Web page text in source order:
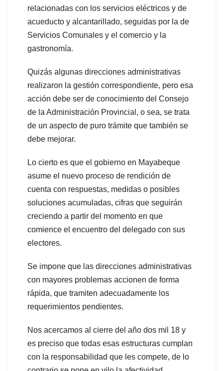
relacionadas con los servicios eléctricos y de
acueducto y alcantarillado, seguidas por la de
Servicios Comunales y el comercio y la
gastronomía.
Quizás algunas direcciones administrativas
realizaron la gestión correspondiente, pero esa
acción debe ser de conocimiento del Consejo
de la Administración Provincial, o sea, se trata
de un aspecto de puro trámite que también se
debe mejorar.
Lo cierto es que el gobierno en Mayabeque
asume el nuevo proceso de rendición de
cuenta con respuestas, medidas o posibles
soluciones acumuladas, cifras que seguirán
creciendo a partir del momento en que
comience el encuentro del delegado con sus
electores.
Se impone que las direcciones administrativas
con mayores problemas accionen de forma
rápida, que tramiten adecuadamente los
requerimientos pendientes.
Nos acercamos al cierre del año dos mil 18 y
es preciso que todas esas estructuras cumplan
con la responsabilidad que les compete, de lo